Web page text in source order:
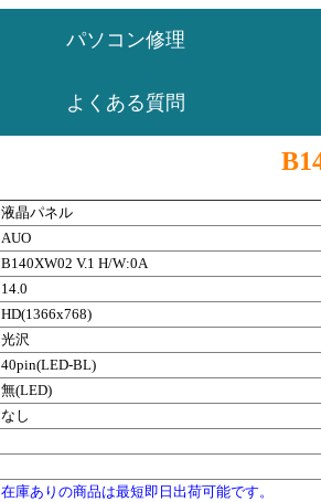
パソコン修理
よくある質問
液晶パネル
AUO
B140XW02 V.1 H/W:0A
14.0
HD(1366x768)
光沢
40pin(LED-BL)
無(LED)
なし
在庫ありの商品は最短即日出荷可能です。